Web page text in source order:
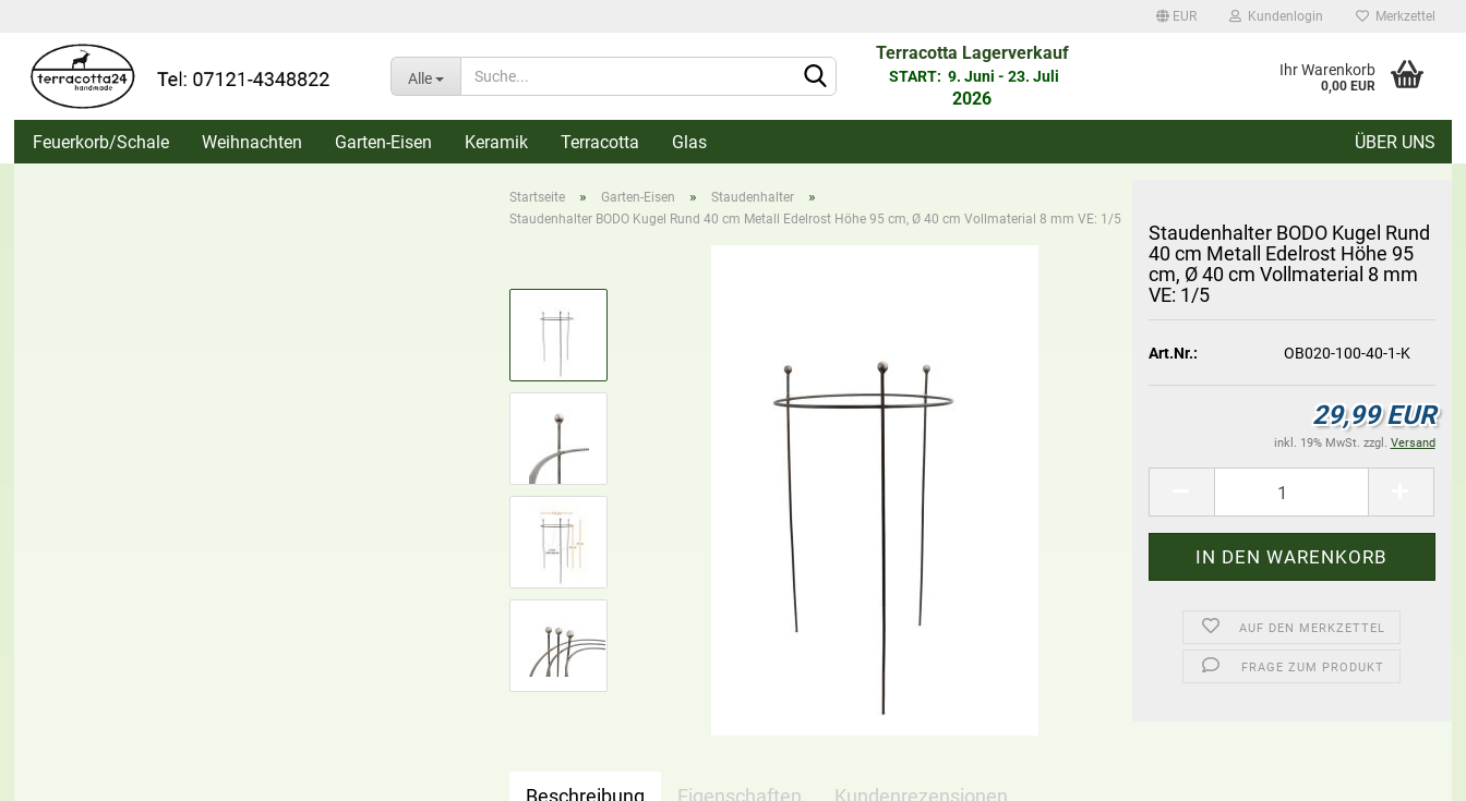
EUR
Währung auswählen
Kundenlogin
Passwort vergessen?
Merkzettel
Alle
Terracotta Lagerverkauf
START: 9. Juni - 23. Juli
2026
Ihr Warenkorb
0,00 EUR
Feuerkorb/Schale Weihnachten Garten-Eisen Keramik Terracotta Glas ÜBER UNS
Startseite » Garten-Eisen » Staudenhalter »
Staudenhalter BODO Kugel Rund 40 cm Metall Edelrost Höhe 95 cm, Ø 40 cm Vollmaterial 8 mm VE: 1/5
Stau­den­hal­ter BODO Kugel Rund
40 cm Me­tall Edel­rost Höhe 95
cm, Ø 40 cm Voll­ma­te­ri­al 8 mm
VE: 1/5
Art.Nr.: OB020-100-40-1-K
29,99 EUR
inkl. 19% MwSt. zzgl. Versand
AUF DEN MERKZETTEL
FRAGE ZUM PRODUKT
Beschreibung Eigenschaften Kundenrezensionen